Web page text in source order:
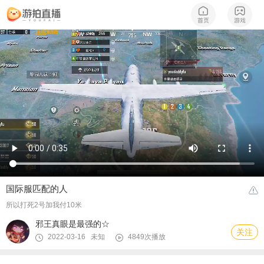
国际服匹配的人
所以打死2号加我付10米
邪王真眼是最强的☆
2022-03-16 未知 4849次播放 关注